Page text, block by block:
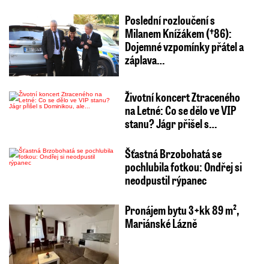
Poslední rozloučení s
Milanem Knížákem (†86):
Dojemné vzpomínky přátel a
záplava…
Životní koncert Ztraceného
na Letné: Co se dělo ve VIP
stanu? Jágr přišel s…
Šťastná Brzobohatá se
pochlubila fotkou: Ondřej si
neodpustil rýpanec
Pronájem bytu 3+kk 89 m²,
Mariánské Lázně